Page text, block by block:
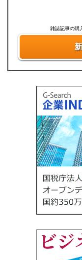
雑誌記事の購